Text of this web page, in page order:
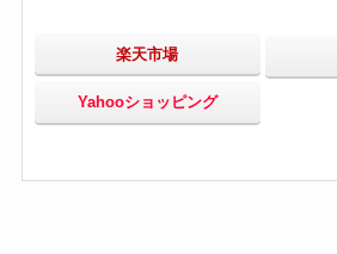
楽天市場
Yahooショッピング